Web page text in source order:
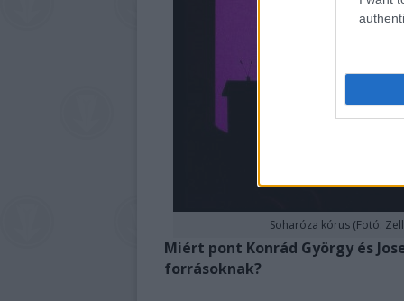
Soharóza kórus (Fotó:
Miért pont Konrád György és
forrásoknak?